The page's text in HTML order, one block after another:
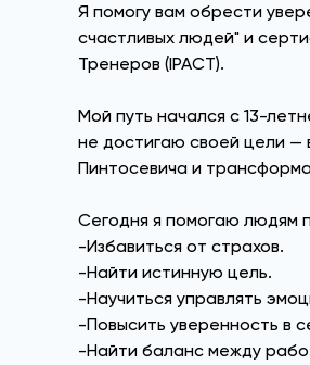
Я помогу вам обрести
счастливых людей" и
Тренеров (IPACT).
Мой путь начался с 13-
не достигаю своей цели —
Пинтосевича и
Сегодня я помогаю людям
-Избавиться от страхов.
-Найти истинную цель.
-Научиться управлять
-Повысить уверенность в
-Найти баланс между